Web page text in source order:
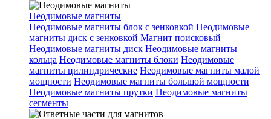
Неодимовые магниты
Неодимовые магниты блок с зенковкой Неодимовые
магниты диск с зенковкой Магнит поисковый
Неодимовые магниты диск Неодимовые магниты
кольца Неодимовые магниты блоки Неодимовые
магниты цилиндрические Неодимовые магниты малой
мощности Неодимовые магниты большой мощности
Неодимовые магниты прутки Неодимовые магниты
сегменты